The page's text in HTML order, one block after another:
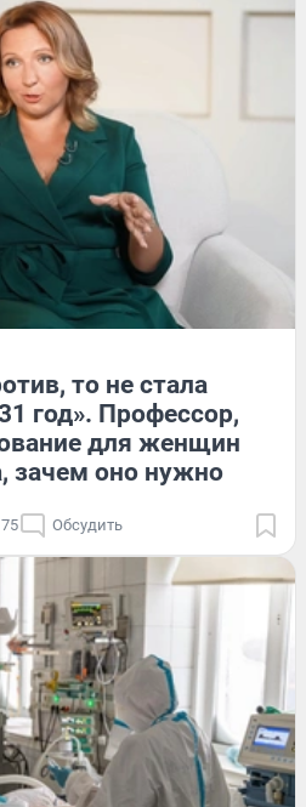
то не стала
год». Профессор,
для женщин
зачем оно нужно
Обсудить